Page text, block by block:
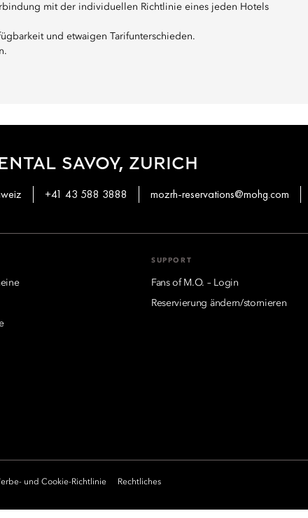
mit der individuellen Richtlinie eines jeden Hotels
und etwaigen Tarifunterschieden.
SAVOY, ZURICH
+41 43 588 3888 mozrh-reservations@mohg.com
SUPPORT
Fans of M.O. – Login
Reservierung ändern/stornieren
und Cookie-Richtlinie Rechtliches